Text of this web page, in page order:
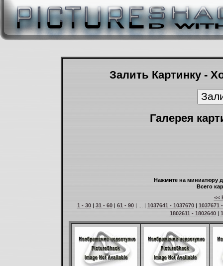
Залить Картинку -
Галерея
Нажмите на миниатюру
Всего
<<
1 - 30| 31 - 60| 61 - 90| ... | 1037641 - 1037670| 1037671
1802611 - 1802640|